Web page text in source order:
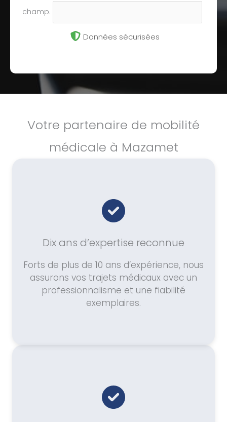
champ.
Données sécurisées
Votre partenaire de mobilité
médicale à Mazamet
Dix ans d’expertise reconnue
Forts de plus de 10 ans d’expérience, nous
assurons vos trajets médicaux avec un
professionnalisme et une fiabilité
exemplaires.